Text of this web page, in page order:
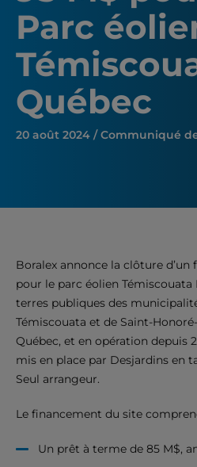
Parc
Québec
20 août 2024 / Communiqué
Boralex annonce la clôture
pour le parc éolien Témiscouata
terres publiques des
Témiscouata et de Saint-
Québec, et en opération depuis
mis en place par Desjardins en
Seul arrangeur.
Le financement du site
Un prêt à terme de 85 M$,